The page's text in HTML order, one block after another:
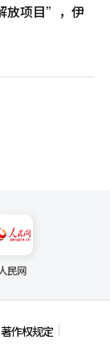
放项目”，伊
人民网
著作权规定